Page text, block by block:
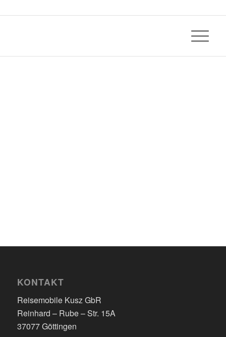
KONTAKT
Reisemobile Kusz GbR
Reinhard – Rube – Str. 15A
37077 Göttingen